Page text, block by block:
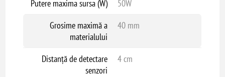
Putere maxima sursa (W)
50W
Grosime maximă a
materialului
40 mm
Distanță de detectare
senzori
4 cm